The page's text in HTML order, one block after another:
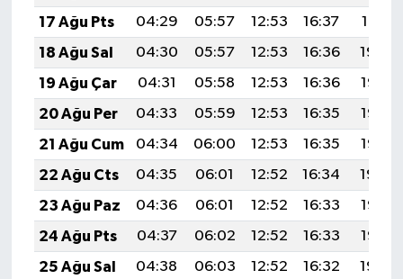
17 Ağu Pts
04:29 05:57 12:53 16:37
19:41
18 Ağu Sal
04:30 05:57 12:53 16:36
19:39
19 Ağu Çar
04:31 05:58 12:53 16:36
19:38
20 Ağu Per
04:33 05:59 12:53 16:35
19:37
21 Ağu Cum
04:34 06:00 12:53 16:35
19:35
22 Ağu Cts
04:35 06:01 12:52 16:34
19:34
23 Ağu Paz
04:36 06:01 12:52 16:33
19:33
24 Ağu Pts
04:37 06:02 12:52 16:33
19:32
25 Ağu Sal
04:38 06:03 12:52 16:32 19:30